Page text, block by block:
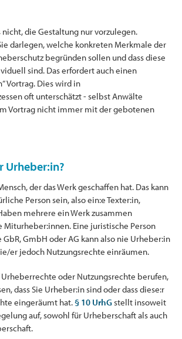
die Gestaltung nur vorzulegen.
darlegen, welche konkreten Merkmale der
begründen sollen und dass diese
sind. Das erfordert auch einen
Vortrag. Dies wird in
oft unterschätzt - selbst Anwälte
Vortrag nicht immer mit der gebotenen
Urheber:in?
der das Werk geschaffen hat. Das kann
Person sein, also ein:e Texter:in,
mehrere ein Werk zusammen
Miturheber:innen. Eine juristische Person
GmbH oder AG kann also nie Urheber:in
er jedoch Nutzungsrechte einräumen.
Urheberrechte oder Nutzungsrechte berufen,
dass Sie Urheber:in sind oder dass diese:r
eingeräumt hat.§ 10 UrhG stellt insoweit
auf, sowohl für Urheberschaft als auch